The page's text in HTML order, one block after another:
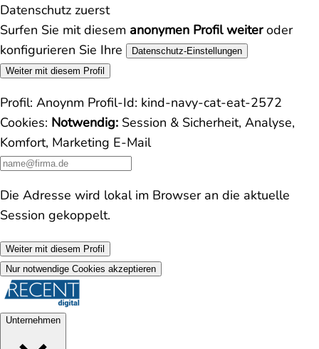
Datenschutz zuerst
Surfen Sie mit diesem anonymen Profil weiteroder
konfigurieren Sie Ihre
Datenschutz-Einstellungen
Weiter mit diesem Profil
Profil: Anoynm Profil-Id: kind-navy-cat-eat-2572
Cookies: Notwendig: Session & Sicherheit, Analyse,
Komfort, Marketing E-Mail
Die Adresse wird lokal im Browser an die aktuelle
Session gekoppelt.
Weiter mit diesem Profil
Nur notwendige Cookies akzeptieren
Unternehmen